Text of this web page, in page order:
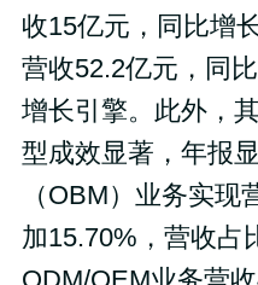
收15亿元，同比增
营收52.2亿元，同
增长引擎。此外，
型成效显著，年报
（OBM）业务实
加15.70%，营收占